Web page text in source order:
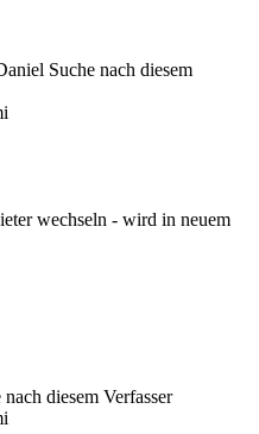
Suche nach diesem
wechseln - wird in neuem
nach diesem Verfasser